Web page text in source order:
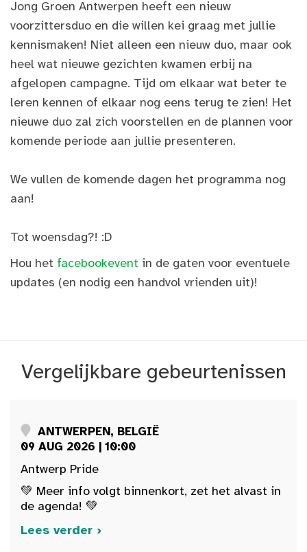
Jong Groen Antwerpen heeft een nieuw
voorzittersduo en die willen kei graag met jullie
kennismaken! Niet alleen een nieuw duo, maar ook
heel wat nieuwe gezichten kwamen erbij na
afgelopen campagne. Tijd om elkaar wat beter te
leren kennen of elkaar nog eens terug te zien! Het
nieuwe duo zal zich voorstellen en de plannen voor
komende periode aan jullie presenteren.
We vullen de komende dagen het programma nog
aan!
Tot woensdag?! :D
Hou het facebookevent in de gaten voor eventuele
updates (en nodig een handvol vrienden uit)!
Vergelijkbare gebeurtenissen
ANTWERPEN, BELGIË
09 AUG 2026 | 10:00
Antwerp Pride
💚 Meer info volgt binnenkort, zet het alvast in
de agenda! 💚
Lees verder ›